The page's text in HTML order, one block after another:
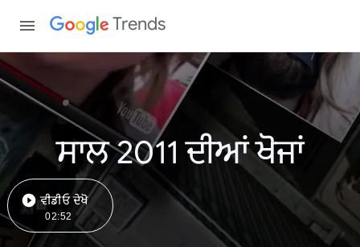
Trends
ਸਾਲ 2011 ਦੀਆਂ ਖੋਜਾਂ
ਵੀਡੀਓ ਦੇਖੋ
02:52